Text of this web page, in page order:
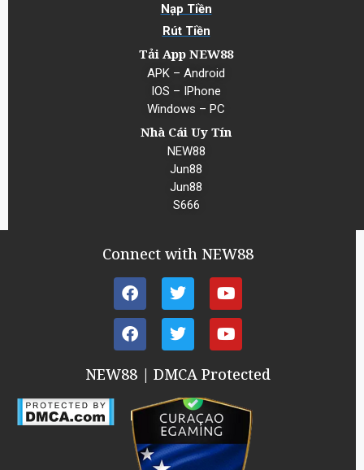
Nạp Tiền
Rút Tiền
Tải App NEW88
APK – Android
IOS – IPhone
Windows – PC
Nhà Cái Uy Tín
NEW88
Jun88
Jun88
S666
Connect with NEW88
NEW88 | DMCA Protected